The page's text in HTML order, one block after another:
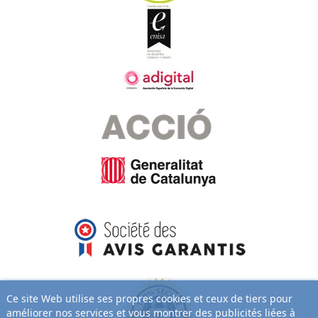
Ce site Web utilise ses propres cookies et ceux de tiers pour
améliorer nos services et vous montrer des publicités liées à